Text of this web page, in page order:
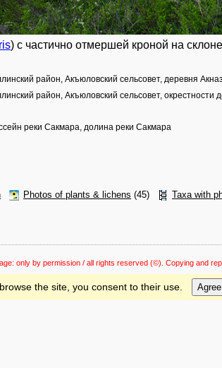
) с частично отмершей кроной на
район, Акъюловский сельсовет, деревня
район, Акъюловский сельсовет, окрестности
реки Сакмара, долина реки Сакмара
Photos of plants & lichens (45) Taxa with
only by permission / all rights reserved (©). Copying and
the site, you consent to their use. Agree